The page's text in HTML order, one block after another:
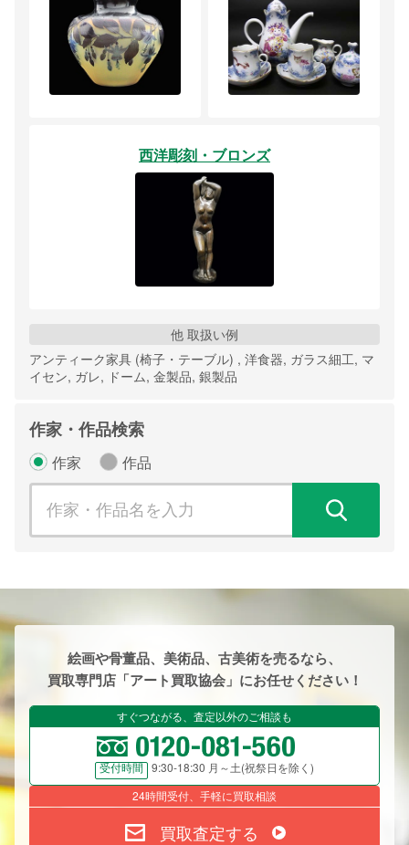
西洋彫刻・ブロンズ
他 取扱い例
アンティーク家具 (椅子・テーブル) , 洋食器, ガラス細工, マ
イセン, ガレ, ドーム, 金製品, 銀製品
作家・作品検索
作家 作品
絵画や骨董品、美術品、古美術を売るなら、
買取専門店「アート買取協会」にお任せください！
すぐつながる、査定以外のご相談も
受付時間
9:30-18:30 月～土(祝祭日を除く)
24時間受付、手軽に買取相談
買取査定する